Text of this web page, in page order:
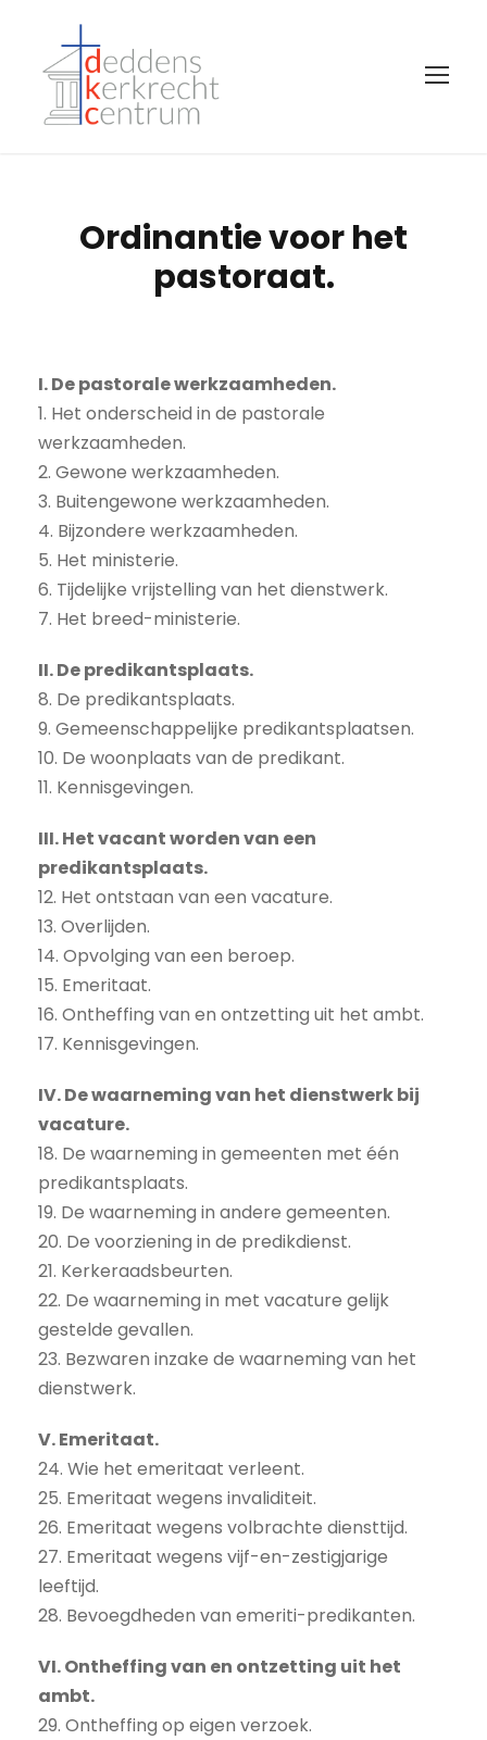
Ordinantie voor het
pastoraat.
I. De pastorale werkzaamheden.
1. Het onderscheid in de pastorale
werkzaamheden.
2. Gewone werkzaamheden.
3. Buitengewone werkzaamheden.
4. Bijzondere werkzaamheden.
5. Het ministerie.
6. Tijdelijke vrijstelling van het dienstwerk.
7. Het breed-ministerie.
II. De predikantsplaats.
8. De predikantsplaats.
9. Gemeenschappelijke predikantsplaatsen.
10. De woonplaats van de predikant.
11. Kennisgevingen.
III. Het vacant worden van een
predikantsplaats.
12. Het ontstaan van een vacature.
13. Overlijden.
14. Opvolging van een beroep.
15. Emeritaat.
16. Ontheffing van en ontzetting uit het ambt.
17. Kennisgevingen.
IV. De waarneming van het dienstwerk bij
vacature.
18. De waarneming in gemeenten met één
predikantsplaats.
19. De waarneming in andere gemeenten.
20. De voorziening in de predikdienst.
21. Kerkeraadsbeurten.
22. De waarneming in met vacature gelijk
gestelde gevallen.
23. Bezwaren inzake de waarneming van het
dienstwerk.
V. Emeritaat.
24. Wie het emeritaat verleent.
25. Emeritaat wegens invaliditeit.
26. Emeritaat wegens volbrachte diensttijd.
27. Emeritaat wegens vijf-en-zestigjarige
leeftijd.
28. Bevoegdheden van emeriti-predikanten.
VI. Ontheffing van en ontzetting uit het
ambt.
29. Ontheffing op eigen verzoek.